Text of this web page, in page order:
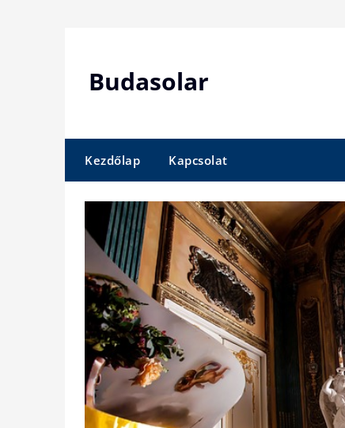
Budasolar
Kezdőlap Kapcsolat